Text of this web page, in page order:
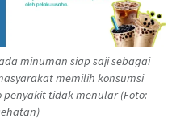
minuman siap saji sebagai
memilih konsumsi
tidak menular (Foto: